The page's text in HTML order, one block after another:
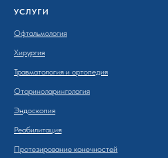
УСЛУГИ
Офтальмология
Хирургия
Травматология и ортопедия
Оториноларингология
Эндоскопия
Реабилитация
Протезирование конечностей